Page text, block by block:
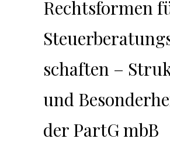
Rechtsformen
schaften –
und
der PartG mbB